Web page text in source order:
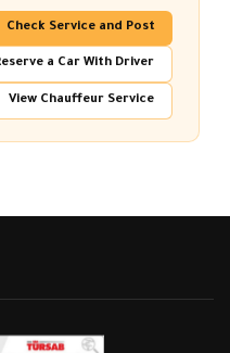
Check Service and Post
a Car With Driver
View Chauffeur Service